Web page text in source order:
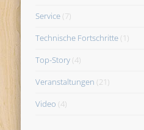
Service (7)
Technische Fortschritte (1)
Top-Story (4)
Veranstaltungen (21)
Video (4)